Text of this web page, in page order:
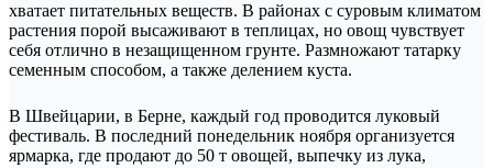
хватает питательных веществ. В районах с суровым климатом
растения порой высаживают в теплицах, но овощ чувствует
себя отлично в незащищенном грунте. Размножают татарку
семенным способом, а также делением куста.
В Швейцарии, в Берне, каждый год проводится луковый
фестиваль. В последний понедельник ноября организуется
ярмарка, где продают до 50 т овощей, выпечку из лука,